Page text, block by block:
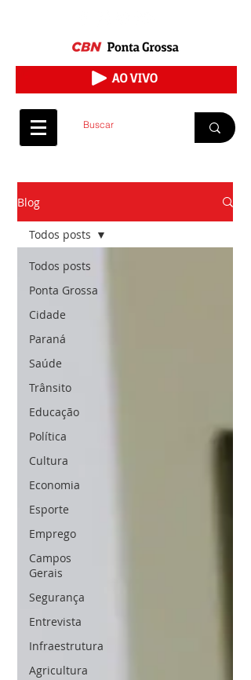
Blog
Todos posts
Ponta Grossa
Cidade
Paraná
Saúde
Trânsito
Educação
Política
Cultura
Economia
Esporte
Emprego
Campos
Gerais
Segurança
Entrevista
Infraestrutura
Agricultura
Todos posts